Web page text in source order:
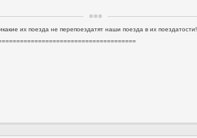
их поезда не перепоездатят наши поезда в их поездатости!